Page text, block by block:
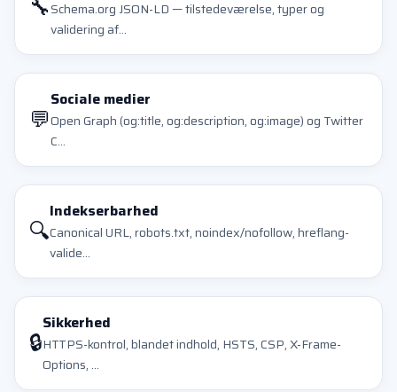
🔧Schema.org JSON-LD — tilstedeværelse, typer og
validering af...
💬
Sociale medier
Open Graph (og:title, og:description, og:image) og Twitter
C...
🔍
Indekserbarhed
Canonical URL, robots.txt, noindex/nofollow, hreflang-
valide...
🔒
Sikkerhed
HTTPS-kontrol, blandet indhold, HSTS, CSP, X-Frame-
Options, ...